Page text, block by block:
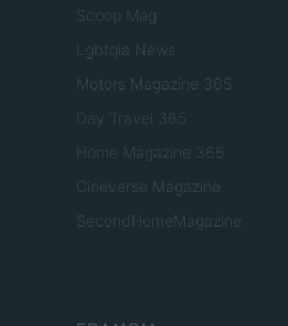
Scoop Mag
Lgbtqia News
Motors Magazine 365
Day Travel 365
Home Magazine 365
Cineverse Magazine
SecondHomeMagazine